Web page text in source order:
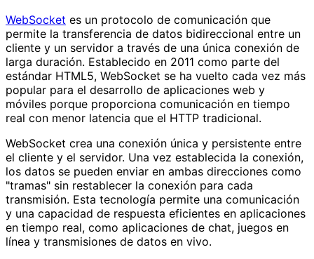
WebSocket es un protocolo de comunicación que
permite la transferencia de datos bidireccional entre un
cliente y un servidor a través de una única conexión de
larga duración. Establecido en 2011 como parte del
estándar HTML5, WebSocket se ha vuelto cada vez más
popular para el desarrollo de aplicaciones web y
móviles porque proporciona comunicación en tiempo
real con menor latencia que el HTTP tradicional.
WebSocket crea una conexión única y persistente entre
el cliente y el servidor. Una vez establecida la conexión,
los datos se pueden enviar en ambas direcciones como
"tramas" sin restablecer la conexión para cada
transmisión. Esta tecnología permite una comunicación
y una capacidad de respuesta eficientes en aplicaciones
en tiempo real, como aplicaciones de chat, juegos en
línea y transmisiones de datos en vivo.